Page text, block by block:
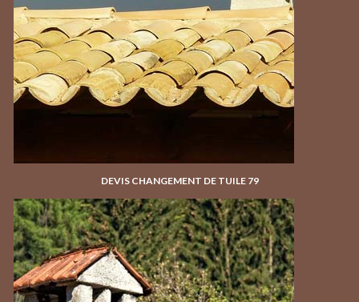
DEVIS CHANGEMENT DE TUILE 79